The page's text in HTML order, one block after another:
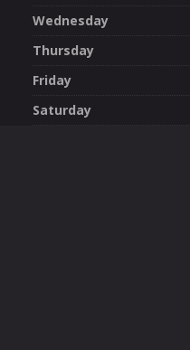
Wednesday
Thursday
Friday
Saturday